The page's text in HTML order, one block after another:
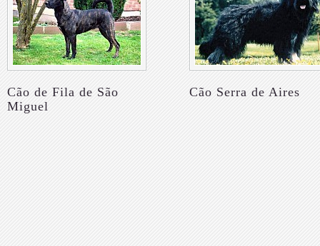
Cão de Fila de São
Miguel
Cão Serra de Aires